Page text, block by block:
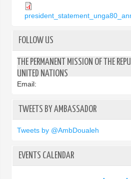
FOLLOW US
THE PERMANENT MISSION OF THE
UNITED NATIONS
Email:
TWEETS BY AMBASSADOR
Tweets by @AmbDoualeh
EVENTS CALENDAR